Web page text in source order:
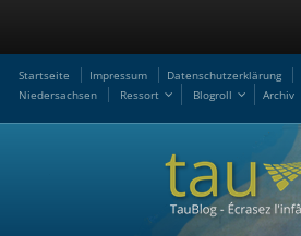
Startseite Impressum Datenschutzerklärung
Niedersachsen
Ressort Blogroll Archiv